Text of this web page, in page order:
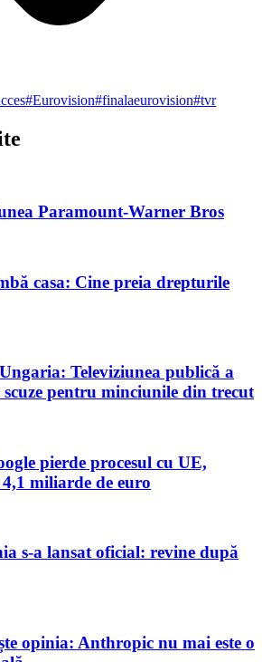
#Eurovision#finalaeurovision#tvr
Paramount-Warner Bros
casa: Cine preia drepturile
Televiziunea publică a
scuze pentru minciunile din trecut
pierde procesul cu UE,
miliarde de euro
s-a lansat oficial: revine după
opinia: Anthropic nu mai este o